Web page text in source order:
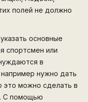
полей не должно
основные
спортсмен или
в
нужно дать
это можно сделать в
С помощью